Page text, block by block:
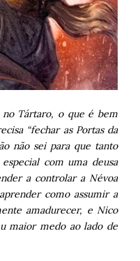
Tártaro, o que é bem
“fechar as Portas da
não sei para que tanto
com uma deusa
a controlar a Névoa
como assumir a
amadurecer, e Nico
maior medo ao lado de